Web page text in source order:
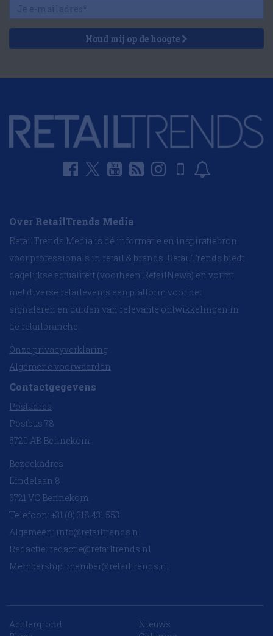
Houd mij op de hoogte
Over RetailTrends Media
RetailTrends Media is dé informatie en inspiratiebron
voor professionals in retail & brands. RetailTrends biedt
dagelijkse actualiteit (voorheen RetailNews) en vormt
met diverse retailevents een platform voor het
signaleren en duiden van relevante ontwikkelingen in
de retailbranche.
Onze privacyverklaring
Algemene voorwaarden
Contactgegevens
Postadres
Postbus 78
6720 AB Bennekom
Bezoekadres
Lindelaan 8
6721 VC Bennekom
Telefoon: +31 (0) 318 431 553
Algemeen: info@retailtrends.nl
Redactie: redactie@retailtrends.nl
Membership: member@retailtrends.nl
Achtergrond
Nieuws
10 collega’s